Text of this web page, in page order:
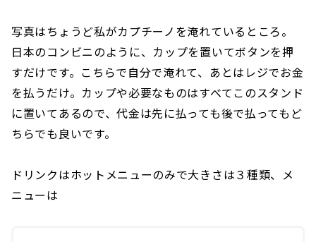
写真はちょうど私がカプチーノを淹れているところ。
日本のコンビニのように、カップを置いてボタンを押
すだけです。こちらで自分で淹れて、あとはレジでお金
を払うだけ。カップや必要なものはすべてこのスタンド
に置いてあるので、代金は先に払っても後で払ってもど
ちらでも良いです。
ドリンクはホットメニューのみで大きさは３種類、メ
ニューは